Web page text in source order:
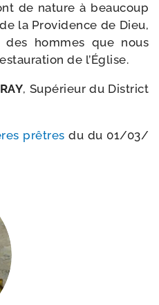
de nature à beau­coup
de la Providence de Dieu,
hommes que nous
de l’Église.
, Supérieur du District
prêtres du du 01/​03/​